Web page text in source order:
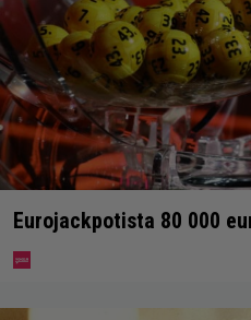
Eurojackpotista 80 000